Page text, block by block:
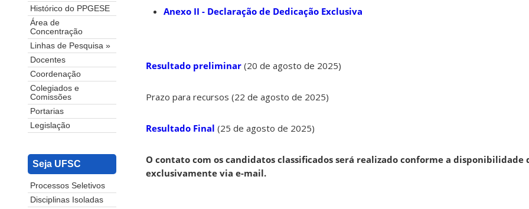
Histórico do PPGESE
Área de
Concentração
Linhas de Pesquisa »
Docentes
Coordenação
Colegiados e
Comissões
Portarias
Legislação
Seja UFSC
Processos Seletivos
Disciplinas Isoladas
Anexo II - Declaração de Dedicação Exclusiva
Resultado preliminar (20 de agosto de 2025)
Prazo para recursos (22 de agosto de 2025)
Resultado Final (25 de agosto de 2025)
O contato com os candidatos classificados será realizado conforme a disponibilidade
exclusivamente via e-mail.